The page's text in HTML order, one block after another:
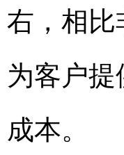
右，相比
为客户
成本。